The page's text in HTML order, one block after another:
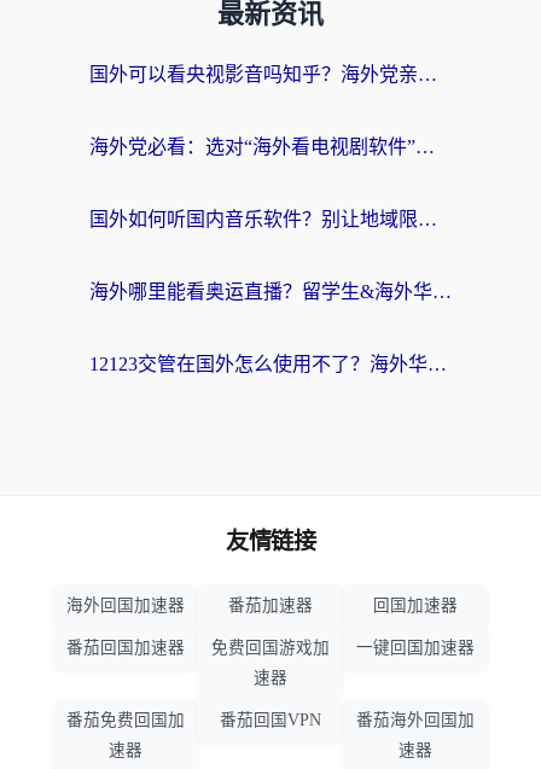
最新资讯
国外可以看央视影音吗知乎？海外党亲测有效的回国加速方案
海外党必看：选对“海外看电视剧软件”，再也不用愁国内剧刷不了
国外如何听国内音乐软件？别让地域限制，断了你的中文歌单
海外哪里能看奥运直播？留学生&海外华人必看的体育赛事观赛终极指南
12123交管在国外怎么使用不了？海外华人必看的无缝访问国内资源指南
友情链接
海外回国加速器 番茄加速器 回国加速器
番茄回国加速器
免费回国游戏加
速器
一键回国加速器
番茄免费回国加
速器
番茄回国VPN
番茄海外回国加
速器